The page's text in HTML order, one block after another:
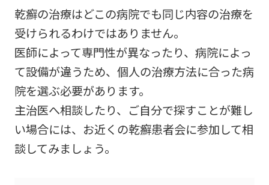
乾癬の治療はどこの病院でも同じ内容の治療を
受けられるわけではありません。
医師によって専門性が異なったり、病院によっ
て設備が違うため、個人の治療方法に合った病
院を選ぶ必要があります。
主治医へ相談したり、ご自分で探すことが難し
い場合には、お近くの乾癬患者会に参加して相
談してみましょう。